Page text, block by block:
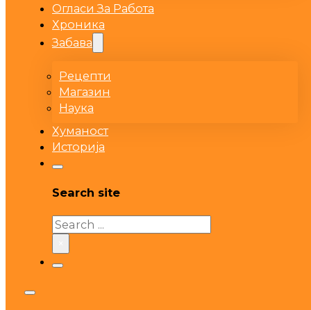
Огласи За Работа
Хроника
Забава
Рецепти
Магазин
Наука
Хуманост
Историја
Search site
Search